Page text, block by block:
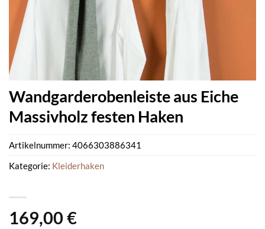
Wandgarderobenleiste aus Eiche
Massivholz festen Haken
169,00 €
Artikelnummer: 4066303886341
Kategorie: Kleiderhaken